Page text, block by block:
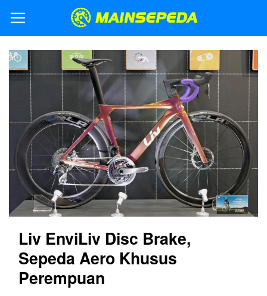
Liv EnviLiv Disc Brake,
Sepeda Aero Khusus
Perempuan